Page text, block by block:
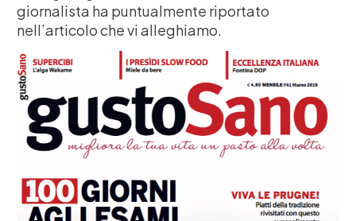
giornalista ha puntualmente riportato
nell’articolo che vi alleghiamo.